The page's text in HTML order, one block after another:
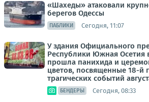
«Шахеды» атаковали
берегов Одессы
ПАБЛИКИ Сегодня, 11:07
У здания Официального
Республики Южная Осетия
прошла панихида и
цветов, посвященные 18-й
трагических событий
БЕНДЕРЫ Сегодня, 08:33